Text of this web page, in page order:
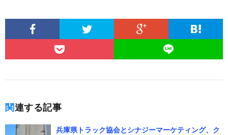
関連する記事
兵庫県トラック協会とシナジーマーケティング、ク